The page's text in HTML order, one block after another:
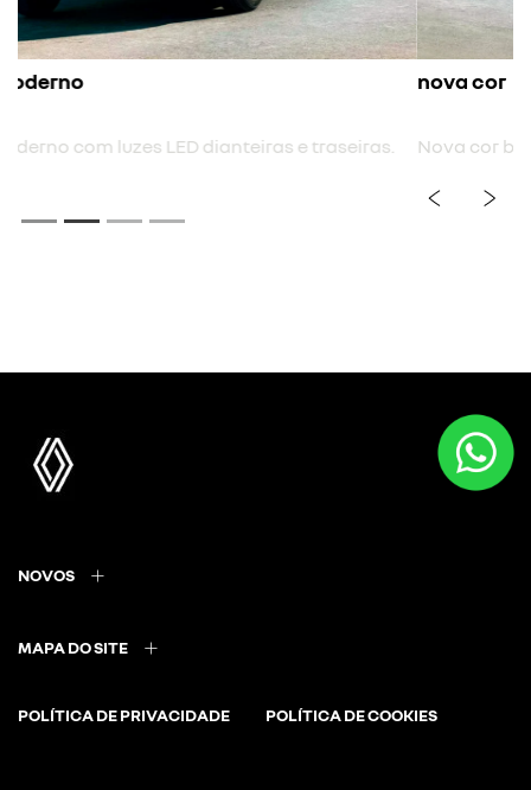
nova cor
Nova cor biton.
Rodas de liga leve 17"
POLÍTICA DE PRIVACIDADE POLÍTICA DE COOKIES